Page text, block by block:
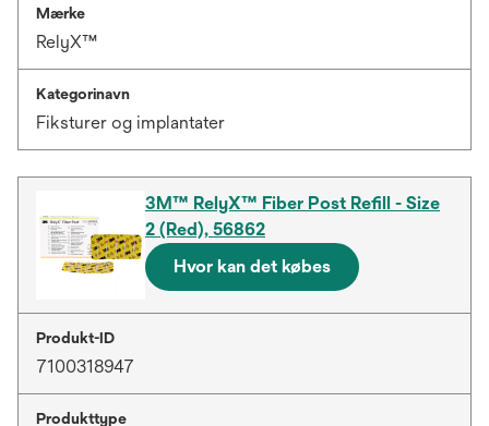
Mærke
RelyX™
Kategorinavn
Fiksturer og implantater
3M™ RelyX™ Fiber Post Refill - Size
2 (Red), 56862
Hvor kan det købes
Produkt-ID
7100318947
Produkttype